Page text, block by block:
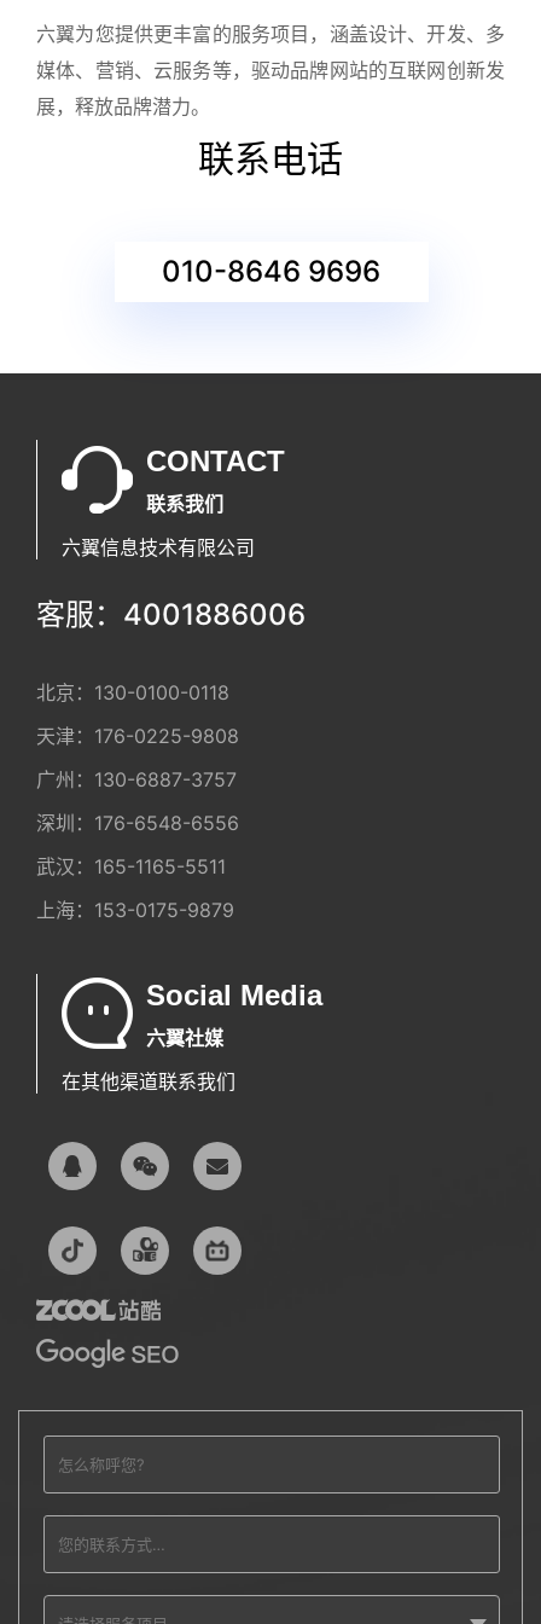
六翼为您提供更丰富的服务项目，涵盖设计、开发、多
媒体、营销、云服务等，驱动品牌网站的互联网创新发
展，释放品牌潜力。
联系电话
010-8646 9696
CONTACT
联系我们
六翼信息技术有限公司
客服：4001886006
北京： 130-0100-0118
天津： 176-0225-9808
广州： 130-6887-3757
深圳： 176-6548-6556
武汉： 165-1165-5511
上海： 153-0175-9879
Social Media
六翼社媒
在其他渠道联系我们